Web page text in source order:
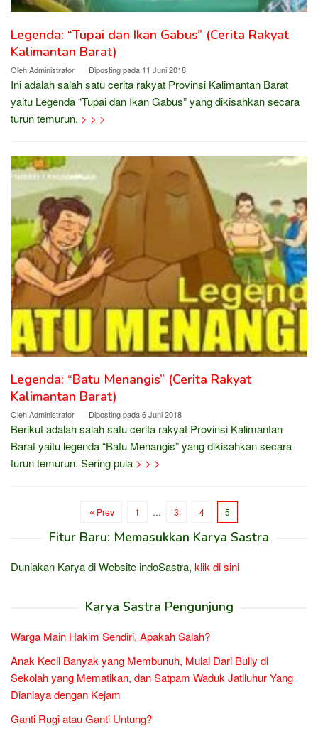
Legenda: “Tupai dan Ikan Gabus” (Cerita Rakyat
Kalimantan Barat)
OlehAdministrator Diposting pada 11 Juni 2018
Ini adalah salah satu cerita rakyat Provinsi Kalimantan Barat
yaitu Legenda “Tupai dan Ikan Gabus” yang dikisahkan secara
turun temurun. > > >
Legenda: “Batu Menangis” (Cerita Rakyat
Kalimantan Barat)
OlehAdministrator Diposting pada6 Juni 2018
Berikut adalah salah satu cerita rakyat Provinsi Kalimantan
Barat yaitu legenda “Batu Menangis” yang dikisahkan secara
turun temurun. Sering pula > > >
Prev 1 … 3 4 5
Fitur Baru: Memasukkan Karya Sastra
Duniakan Karya di Website indoSastra, klik di sini
Karya Sastra Pengunjung
Warga Main Hakim Sendiri, Apakah Salah?
Anak Kecil Banyak yang Membunuh, Mulai Dari Bully di
Sekolah yang Mematikan, dan Satpam Waduk Jatiluhur Yang
Dianiaya dengan Kejam
Ganti Rugi atau Ganti Untung?